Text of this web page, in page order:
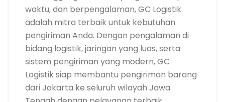
waktu, dan berpengalaman, GC Logistik
adalah mitra terbaik untuk kebutuhan
pengiriman Anda. Dengan pengalaman di
bidang logistik, jaringan yang luas, serta
sistem pengiriman yang modern, GC
Logistik siap membantu pengiriman barang
dari Jakarta ke seluruh wilayah Jawa